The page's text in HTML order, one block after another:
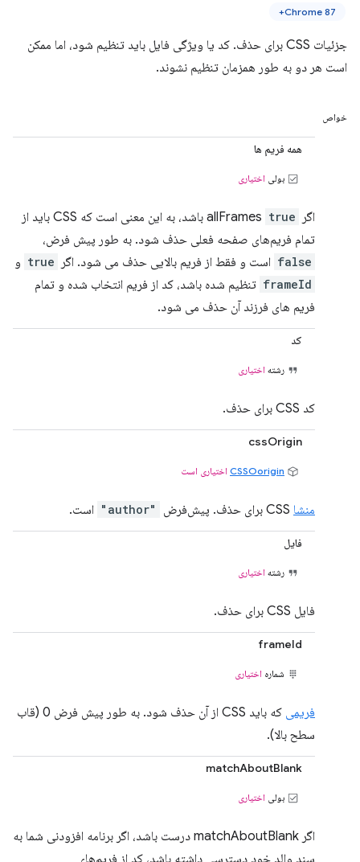
Chrome 87+
جزئیات CSS برای حذف. کد یا ویژگی فایل باید تنظیم شود، اما ممکن
است هر دو به طور همزمان تنظیم نشوند.
خواص
همه فریم ها
بولی اختیاری
اگر allFrames true
باشد، به این معنی است که CSS باید از
تمام فریم‌های صفحه فعلی حذف شود. به طور پیش فرض،
false است و فقط از فریم بالایی حذف می شود. اگر true و
frameId تنظیم شده باشد، کد از فریم انتخاب شده و تمام
فریم های فرزند آن حذف می شود.
کد
رشته اختیاری
کد CSS برای حذف.
cssOrigin
CSSOorigin اختیاری است
منشا "author" است.
فایل
رشته اختیاری
فایل CSS برای حذف.
frameId
شماره اختیاری
فریمی
که باید CSS از آن حذف شود. به طور پیش فرض 0 (قاب
سطح بالا).
matchAboutBlank
بولی اختیاری
اگر matchAboutBlank درست باشد، اگر برنامه افزودنی شما به
سند والد خود دسترسی داشته باشد، کد از فریم‌های